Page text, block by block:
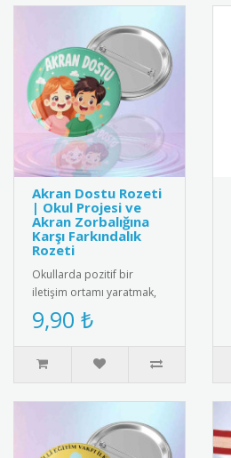
Akran Dostu Rozeti
| Okul Projesi ve
Akran Zorbalığına
Karşı Farkındalık
Rozeti
Okullarda pozitif bir
iletişim ortamı yaratmak,
arkadaşlık bağlarını
güçlendirmek ve akran
zorbalığı..
9,90 ₺